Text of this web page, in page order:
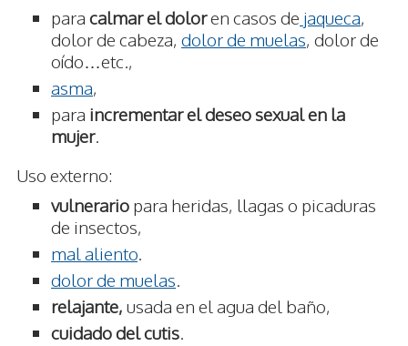
para calmar el doloren casos de jaqueca,
dolor de cabeza, dolor de muelas, dolor de
oído…etc.,
asma,
para incrementar el deseo sexual en la
mujer.
Uso externo:
vulnerario para heridas, llagas o picaduras
de insectos,
mal aliento
dolor de muelas
relajante, usada en el agua del baño,
cuidado del cutis